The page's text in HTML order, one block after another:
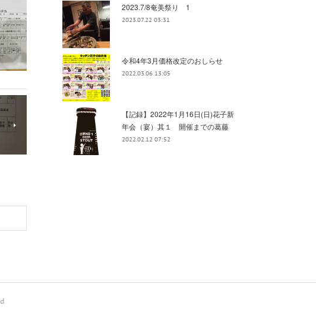
2023.7/8奄美祭り 1
2023.07.22 03:31
令和4年3月価格改定のおしらせ
2022.03.06 13:05
【記録】2022年1月16日(日)花子新
年会（宴）其１ 開催までの葛藤
2022.02.12 07:52